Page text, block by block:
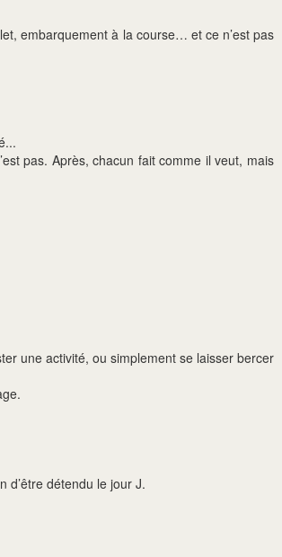
embarquement à la course… et ce n’est pas
pas. Après, chacun fait comme il veut, mais
une activité, ou simplement se laisser bercer
d’être détendu le jour J.